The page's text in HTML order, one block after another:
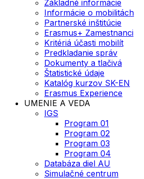
Základné informácie
Informácie o mobilitách
Partnerské inštitúcie
Erasmus+ Zamestnanci
Kritériá účasti mobilít
Predkladanie správ
Dokumenty a tlačivá
Štatistické údaje
Katalóg kurzov SK-EN
Erasmus Experience
UMENIE A VEDA
IGS
Program 01
Program 02
Program 03
Program 04
Databáza diel AU
Simulačné centrum